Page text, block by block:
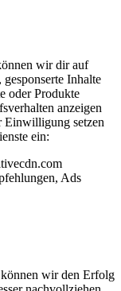
wir dir auf
Inhalte
oder Produkte
anzeigen
Einwilligung setzen
ein:
Ads
wir den Erfolg